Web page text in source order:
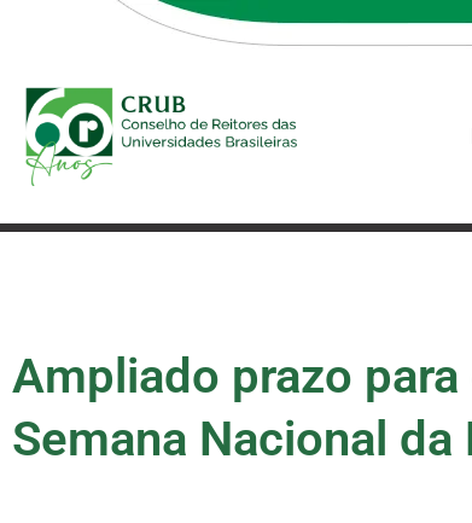
Ampliado prazo
Semana Nacional da